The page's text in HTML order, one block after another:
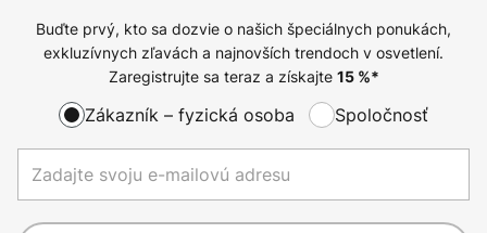
Buďte prvý, kto sa dozvie o našich špeciálnych ponukách,
exkluzívnych zľavách a najnovších trendoch v osvetlení.
Zaregistrujte sa teraz a získajte 15%*
Zákazník – fyzická osoba Spoločnosť